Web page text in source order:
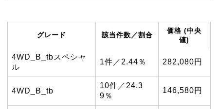
グレード 該当件数／割合
価格 (中央
値)
4WD_B_tbスペシャ
ル
1件／2.44％ 282,080円
4WD_B_tb
10件／24.3
9％
146,580円